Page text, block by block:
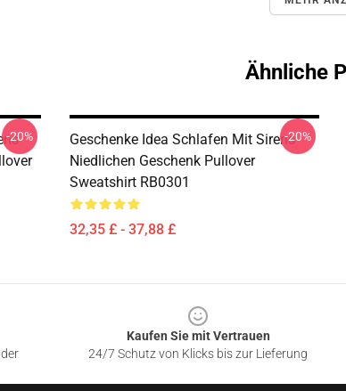
Ähnliche
-20%
Geschenke Idea Schlafen Mit Sirens
Niedlichen Geschenk Pullover
Sweatshirt RB0301
32,35 £ - 37,88 £
-20%
Kaufen Sie mit Vertrauen
24/7 Schutz von Klicks bis zur Lieferung